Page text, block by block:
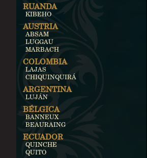
RUANDA
KIBEHO
AUSTRIA
ABSAM
LUGGAU
MARBACH
COLOMBIA
LAJAS
CHIQUINQUIRÁ
ARGENTINA
LUJÁN
BÉLGICA
BANNEUX
BEAURAING
ECUADOR
QUINCHE
QUITO